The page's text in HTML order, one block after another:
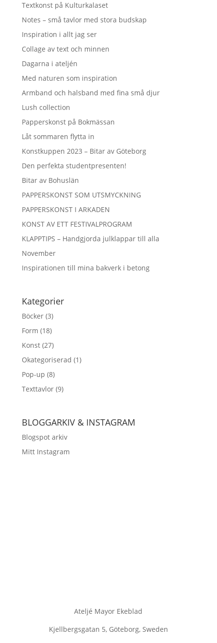
Textkonst på Kulturkalaset
Notes – små tavlor med stora budskap
Inspiration i allt jag ser
Collage av text och minnen
Dagarna i ateljén
Med naturen som inspiration
Armband och halsband med fina små djur
Lush collection
Papperskonst på Bokmässan
Låt sommaren flytta in
Konstkuppen 2023 – Bitar av Göteborg
Den perfekta studentpresenten!
Bitar av Bohuslän
PAPPERSKONST SOM UTSMYCKNING
PAPPERSKONST I ARKADEN
KONST AV ETT FESTIVALPROGRAM
KLAPPTIPS – Handgjorda julklappar till alla
November
Inspirationen till mina bakverk i betong
Kategorier
Böcker(3)
Form (18)
Konst(27)
Okategoriserad (1)
Pop-up (8)
Texttavlor(9)
BLOGGARKIV & INSTAGRAM
Blogspot arkiv
Mitt Instagram
Ateljé Mayor Ekeblad
Kjellbergsgatan 5, Göteborg, Sweden